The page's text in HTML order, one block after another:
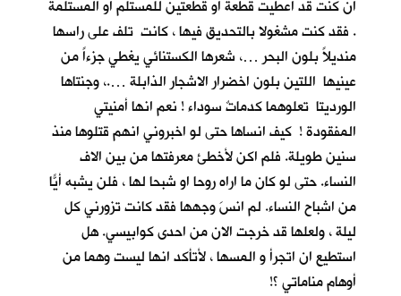
ان كنت قد اعطيت قطعة او قطعتين للمستلم او المستلمة
. فقد كنت مشغولا بالتحديق فيها ، كانت تلف على راسها
منديلاً بلون البحر …، شعرها الكستنائي يغطي جزءاً من
عينيها اللتين بلون اخضرار الاشجار الذابلة ….، وجنتاها
الورديتا تعلوهما كدماتٌ سوداء ! نعم انها أمنيتي
المفقودة ! كيف انساها حتى لو اخبروني انهم قتلوها منذ
سنين طويلة. فلم اكن لأخطئ معرفتها من بين الاف
النساء. حتى لو كان ما اراه روحا او شبحا لها ، فلن يشبه أيّاً
من اشباح النساء. لم انسَ وجهها فقد كانت تزورني كل
ليلة ، ولعلها قد خرجت الان من احدى كوابيسي. هل
استطيع ان اتجرأ و المسها ، لأتأكد انها ليست وهما من
أوهام مناماتي ؟!